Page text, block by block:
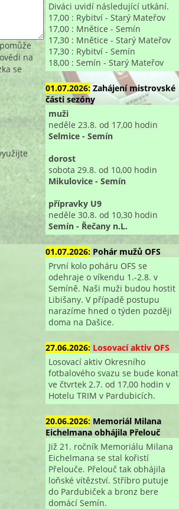
na
se
Diváci uvidí následující utkání.
17,00 : Rybitví - Starý Mateřov
17,00 : Mnětice - Semín
17,30 : Mnětice - Starý Mateřov
17,30 : Rybitví - Semín
18,00 : Semín - Starý Mateřov
01.07.2026: Zahájení mistrovské
části sezóny
muži
neděle 23.8. od 17,00 hodin
Selmice - Semín
dorost
sobota 29.8. od 10,00 hodin
Mikulovice - Semín
přípravky U9
neděle 30.8. od 10,30 hodin
Semín - Řečany n.L.
01.07.2026: Pohár mužů OFS
První kolo poháru OFS se
odehraje o víkendu 1.-2.8. v
Semíně. Naši muži budou hostit
Libišany. V případě postupu
narazíme hned o týden později
doma na Dašice.
27.06.2026: Losovací aktiv OFS
Losovací aktiv Okresního
fotbalového svazu se bude konat
ve čtvrtek 2.7. od 17,00 hodin v
Hotelu TRIM v Pardubicích.
20.06.2026: Memoriál Milana
Eichelmana obhájila Přelouč
Již 21. ročník Memoriálu Milana
Eichelmana se stal kořistí
Přelouče. Přelouč tak obhájila
loňské vítězství. Stříbro putuje
do Pardubiček a bronz bere
domácí Semín.